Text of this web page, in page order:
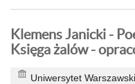
Klemens Janicki -
Księga żalów -
Uniwersytet Warszawski